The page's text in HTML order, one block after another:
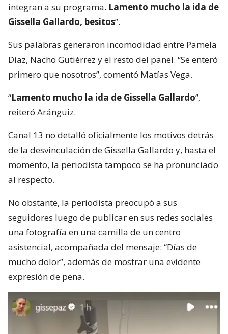
integran a su programa. Lamento mucho la ida de
Gissella Gallardo, besitos”.
Sus palabras generaron incomodidad entre Pamela
Díaz, Nacho Gutiérrez y el resto del panel. “Se enteró
primero que nosotros”, comentó Matías Vega.
“Lamento mucho la ida de Gissella Gallardo”,
reiteró Aránguiz.
Canal 13 no detalló oficialmente los motivos detrás
de la desvinculación de Gissella Gallardo y, hasta el
momento, la periodista tampoco se ha pronunciado
al respecto.
No obstante, la periodista preocupó a sus
seguidores luego de publicar en sus redes sociales
una fotografía en una camilla de un centro
asistencial, acompañada del mensaje: “Días de
mucho dolor”, además de mostrar una evidente
expresión de pena.